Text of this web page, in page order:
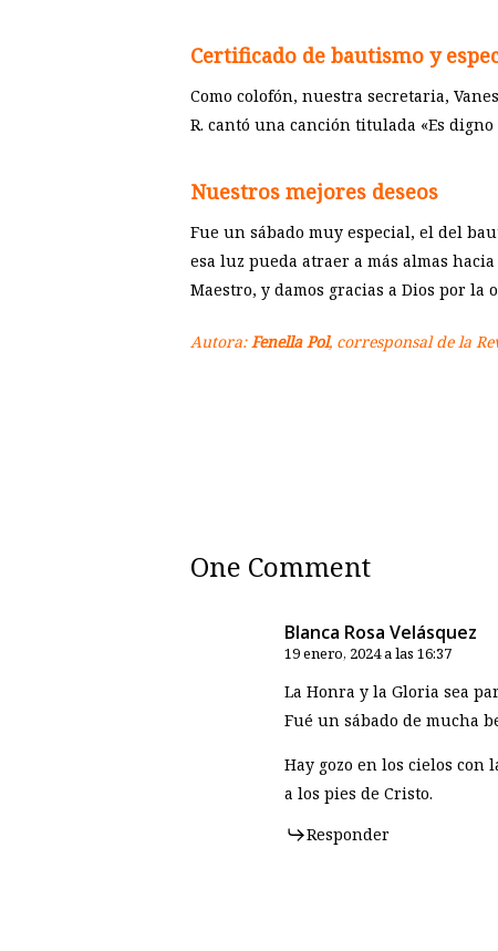
Certificado de bautismo y
Como colofón, nuestra secretaria,
R. cantó una canción titulada «Es
Nuestros mejores deseos
Fue un sábado muy especial, el del
esa luz pueda atraer a más almas
Maestro, y damos gracias a Dios por
Autora:Fenella Pol, corresponsal de la
One Comment
Blanca Rosa Velásquez
19 enero, 2024 a las 16:37
La Honra y la Gloria sea
Fué un sábado de mucha
Hay gozo en los cielos
a los pies de Cristo.
Responder